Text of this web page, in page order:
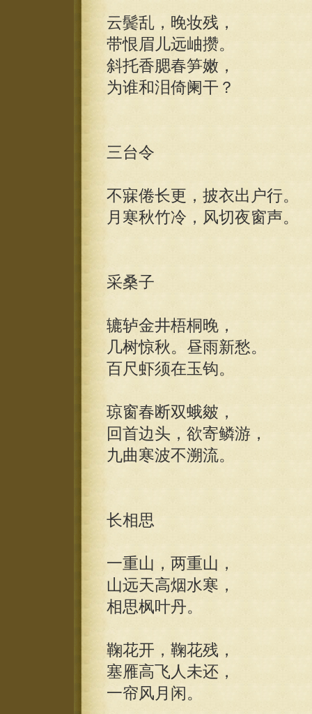
云鬓乱，晚妆残，
带恨眉儿远岫攒。
斜托香腮春笋嫩，
为谁和泪倚阑干？
三台令
不寐倦长更，披衣出户行。
月寒秋竹冷，风切夜窗声。
采桑子
辘轳金井梧桐晚，
几树惊秋。昼雨新愁。
百尺虾须在玉钩。
琼窗春断双蛾皴，
回首边头，欲寄鳞游，
九曲寒波不溯流。
长相思
一重山，两重山，
山远天高烟水寒，
相思枫叶丹。
鞠花开，鞠花残，
塞雁高飞人未还，
一帘风月闲。